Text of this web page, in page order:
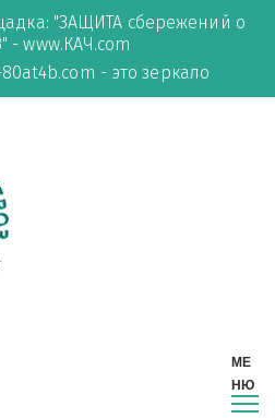
"ЗАЩИТА сбережений о
- www.КАЧ.com
- это зеркало